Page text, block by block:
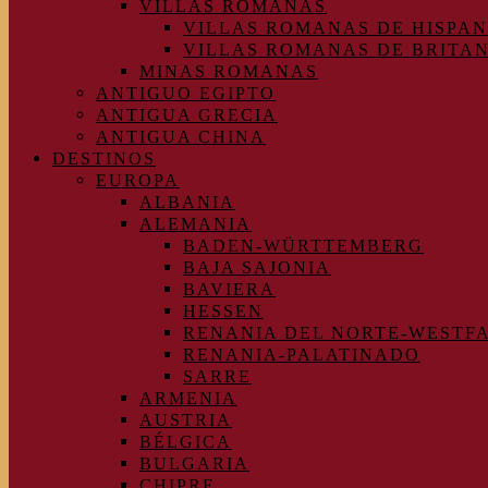
VILLAS ROMANAS
VILLAS ROMANAS DE
VILLAS ROMANAS DE
MINAS ROMANAS
ANTIGUO EGIPTO
ANTIGUA GRECIA
ANTIGUA CHINA
DESTINOS
EUROPA
ALBANIA
ALEMANIA
BADEN-WÜRTTEMBERG
BAJA SAJONIA
BAVIERA
HESSEN
RENANIA DEL NORTE-
RENANIA-PALATINADO
SARRE
ARMENIA
AUSTRIA
BÉLGICA
BULGARIA